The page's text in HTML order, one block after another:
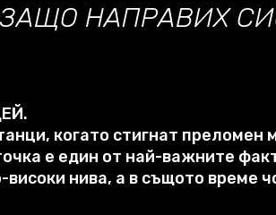
НАПРАВИХ
.
, когато стигнат преломен
е един от най-важните
високи нива, а в същото време